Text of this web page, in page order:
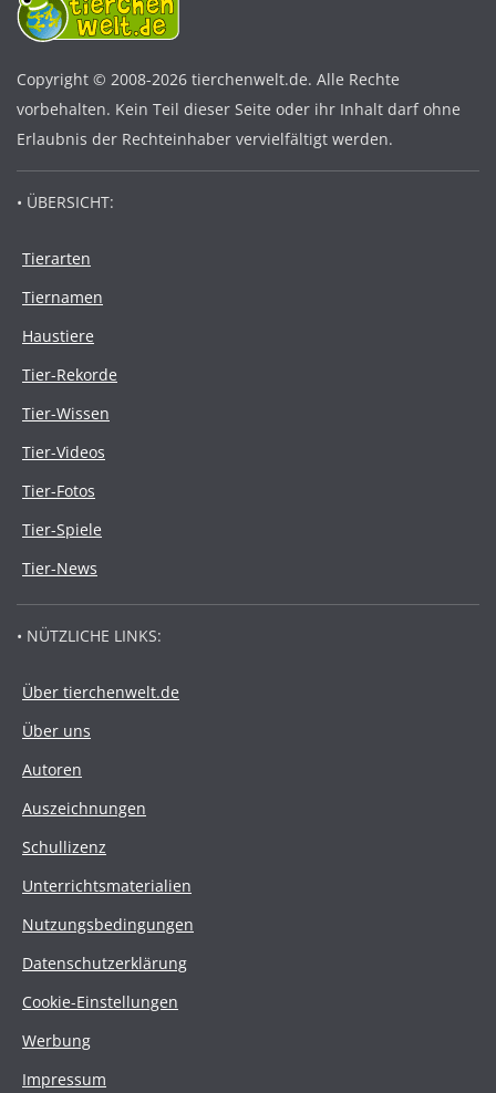
Copyright © 2008-2026 tierchenwelt.de. Alle Rechte
vorbehalten. Kein Teil dieser Seite oder ihr Inhalt darf ohne
Erlaubnis der Rechteinhaber vervielfältigt werden.
• ÜBERSICHT:
Tierarten
Tiernamen
Haustiere
Tier-Rekorde
Tier-Wissen
Tier-Videos
Tier-Fotos
Tier-Spiele
Tier-News
• NÜTZLICHE LINKS:
Über tierchenwelt.de
Über uns
Autoren
Auszeichnungen
Schullizenz
Unterrichtsmaterialien
Nutzungsbedingungen
Datenschutzerklärung
Cookie-Einstellungen
Werbung
Impressum